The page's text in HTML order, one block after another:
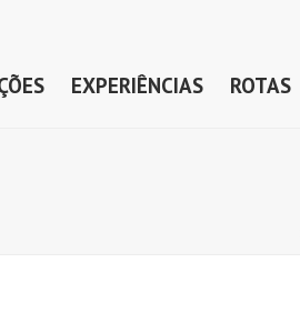
EXPERIÊNCIAS ROTAS